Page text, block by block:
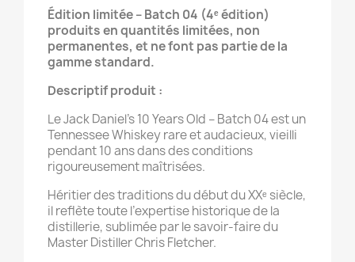
Édition limitée – Batch 04 (4ᵉ édition)
produits en quantités limitées, non
permanentes, et ne font pas partie de la
gamme standard.
Descriptif produit :
Le Jack Daniel’s 10 Years Old – Batch 04 est un
Tennessee Whiskey rare et audacieux, vieilli
pendant 10 ans dans des conditions
rigoureusement maîtrisées.
Héritier des traditions du début du XXᵉ siècle,
il reflète toute l’expertise historique de la
distillerie, sublimée par le savoir-faire du
Master Distiller Chris Fletcher.